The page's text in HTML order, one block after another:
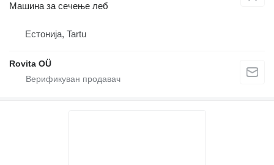
Машина за сечење леб
Естонија, Tartu
Rovita OÜ